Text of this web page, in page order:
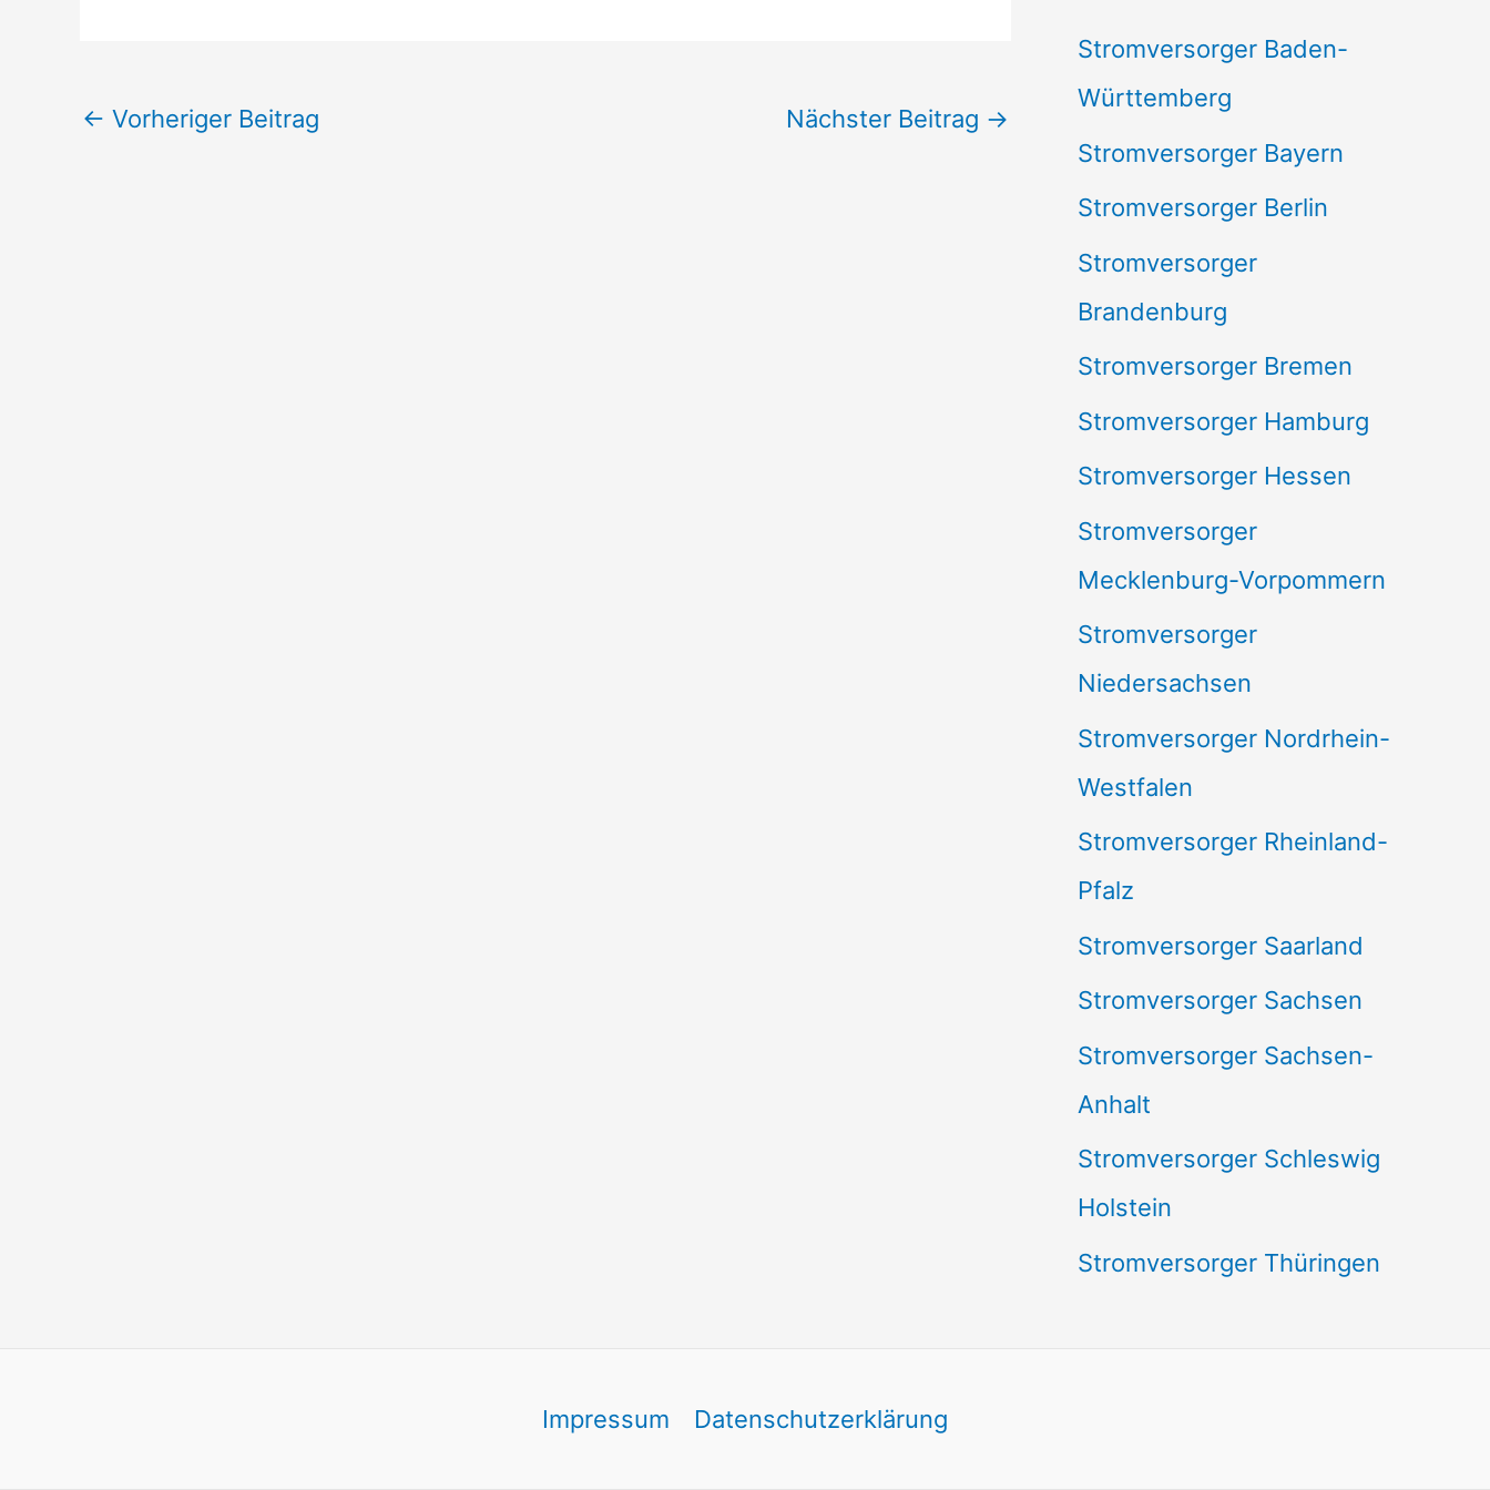
← Vorheriger Beitrag Nächster Beitrag →
Stromversorger Baden-
Württemberg
Stromversorger Bayern
Stromversorger Berlin
Stromversorger
Brandenburg
Stromversorger Bremen
Stromversorger Hamburg
Stromversorger Hessen
Stromversorger
Mecklenburg-Vorpommern
Stromversorger
Niedersachsen
Stromversorger Nordrhein-
Westfalen
Stromversorger Rheinland-
Pfalz
Stromversorger Saarland
Stromversorger Sachsen
Stromversorger Sachsen-
Anhalt
Stromversorger Schleswig
Holstein
Stromversorger Thüringen
Impressum Datenschutzerklärung